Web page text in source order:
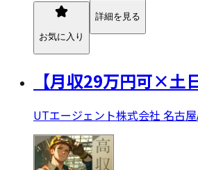
お気に入り
詳細を見る
【月収29万円可×
UTエージェント株式会社 名古